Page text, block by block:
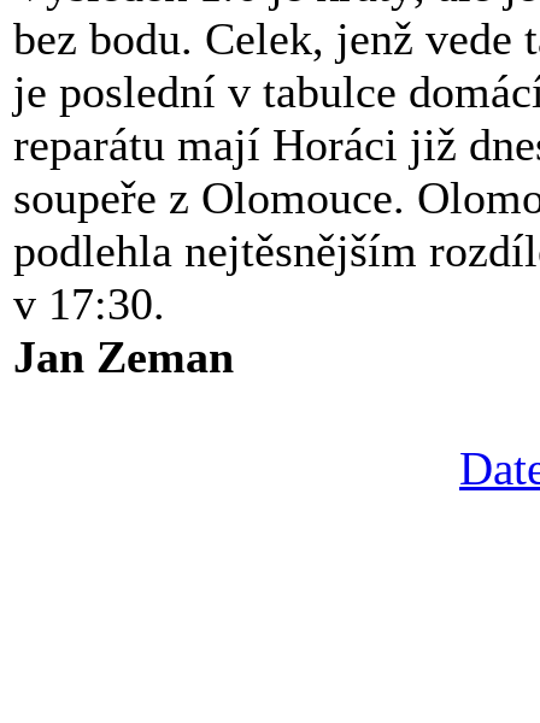
bez bodu. Celek, jenž vede
je poslední v tabulce
reparátu mají Horáci již
soupeře z Olomouce.
podlehla nejtěsnějším
v 17:30.
Jan Zeman